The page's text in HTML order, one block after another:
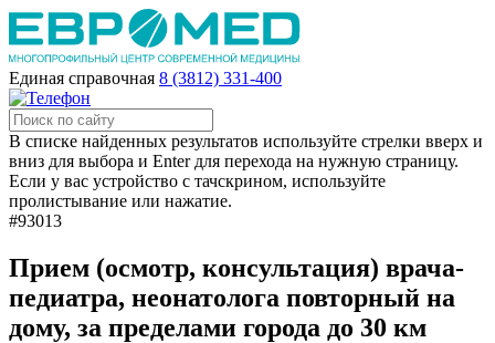
Единая справочная 8 (3812) 331-400
В списке найденных результатов используйте стрелки вверх и
вниз для выбора и Enter для перехода на нужную страницу.
Если у вас устройство с тачскрином, используйте
пролистывание или нажатие.
#93013
Прием (осмотр, консультация) врача-
педиатра, неонатолога повторный на
дому, за пределами города до 30 км